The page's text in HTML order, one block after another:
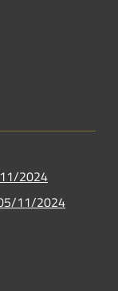
2024
11/2024